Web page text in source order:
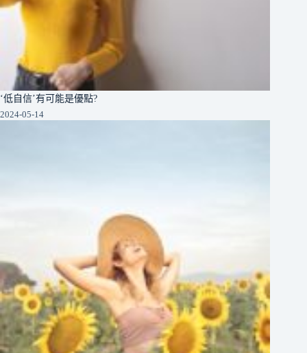
‘低自信’有可能是優點?
2024-05-14